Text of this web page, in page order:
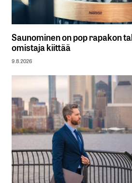
Saunominen on pop rapakon
omistaja kiittää
9.8.2026